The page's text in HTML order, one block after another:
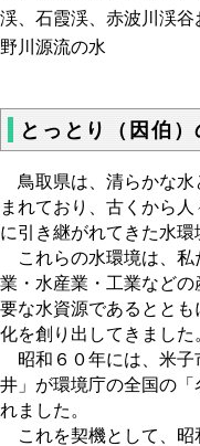
渓、石霞渓、赤波川渓谷
野川源流の水
とっとり（因伯
鳥取県は、清らかな水
まれており、古くから
に引き継がれてきた水環
これらの水環境は、私
業・水産業・工業など
要な水資源であるとと
化を創り出してきました
昭和６０年には、米子
井」が環境庁の全国の「
れました。
これを契機として、昭